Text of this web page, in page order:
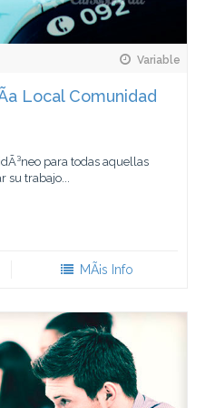
Variable
Local Comunidad
para todas aquellas
trabajo...
MÃ¡s Info